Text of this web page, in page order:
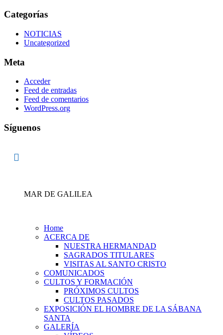
Categorías
NOTICIAS
Uncategorized
Meta
Acceder
Feed de entradas
Feed de comentarios
WordPress.org
Síguenos
MAR DE GALILEA
Home
ACERCA DE
NUESTRA HERMANDAD
SAGRADOS TITULARES
VISITAS AL SANTO CRISTO
COMUNICADOS
CULTOS Y FORMACIÓN
PRÓXIMOS CULTOS
CULTOS PASADOS
EXPOSICIÓN EL HOMBRE DE LA SÁBANA
SANTA
GALERÍA